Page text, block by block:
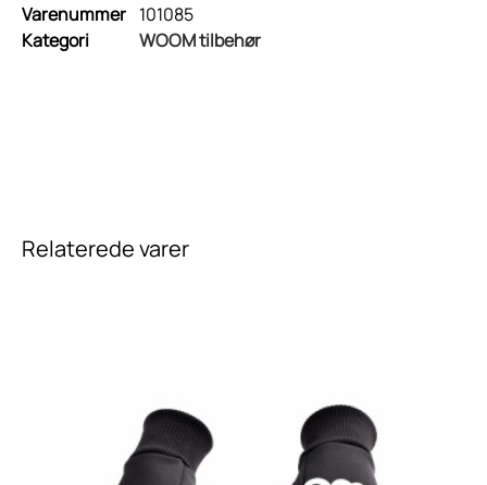
Varenummer 101085
Kategori
WOOM tilbehør
Relaterede varer